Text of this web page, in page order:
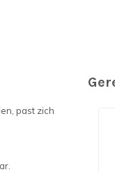
past zich